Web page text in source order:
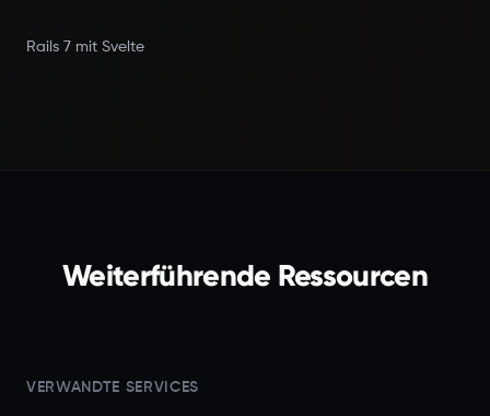
Rails 7 mit Svelte
Weiterführende Ressourcen
VERWANDTE SERVICES